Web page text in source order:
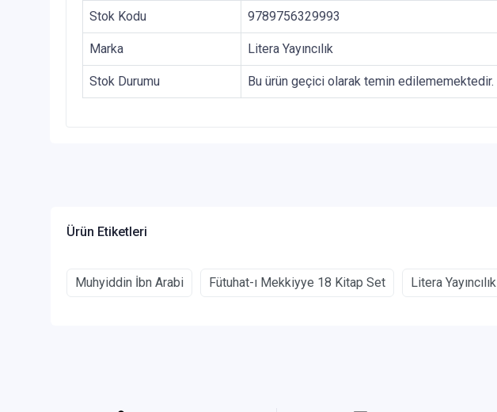
Stok Kodu 9789756329993
Marka Litera Yayıncılık
Stok Durumu Bu ürün geçici olarak temin edilememektedir.
Ürün Etiketleri
Muhyiddin İbn Arabi Fütuhat-ı Mekkiyye 18 Kitap Set Litera Yayıncılık